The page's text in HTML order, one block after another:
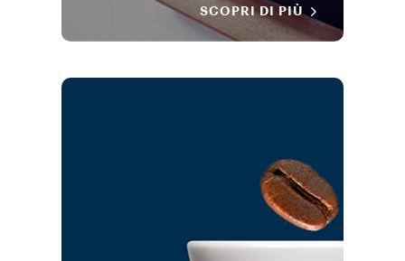
SCOPRI DI PIÙ